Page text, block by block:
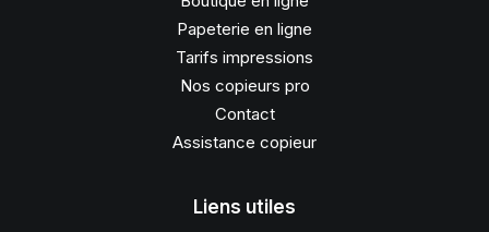
Papeterie en ligne
Tarifs impressions
Nos copieurs pro
Contact
Assistance copieur
Liens utiles